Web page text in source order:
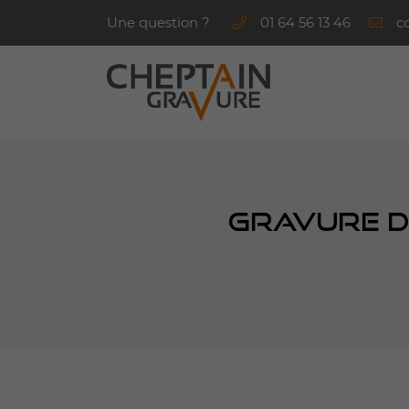
Une question ? 01 64 56 13 46
01 64 56 13 46
GRAVURE